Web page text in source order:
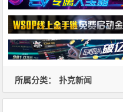
所属分类： 扑克新闻